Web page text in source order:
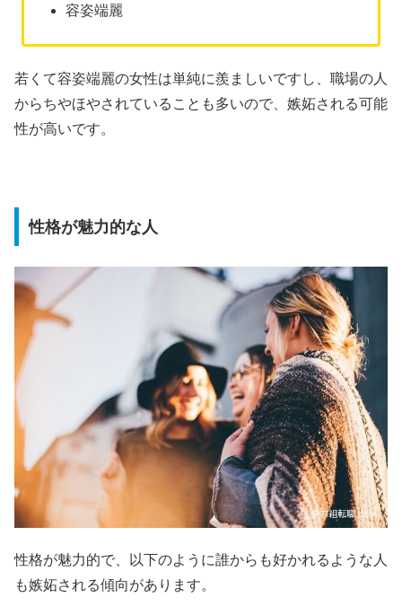
容姿端麗
若くて容姿端麗の女性は単純に羨ましいですし、職場の人
からちやほやされていることも多いので、嫉妬される可能
性が高いです。
性格が魅力的な人
性格が魅力的で、以下のように誰からも好かれるような人
も嫉妬される傾向があります。